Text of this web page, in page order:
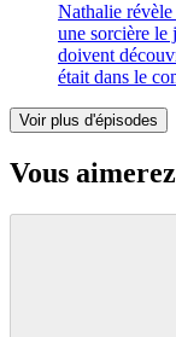
Nathalie
une sorcière
doivent
était dans le
Voir plus d'épisodes
Vous